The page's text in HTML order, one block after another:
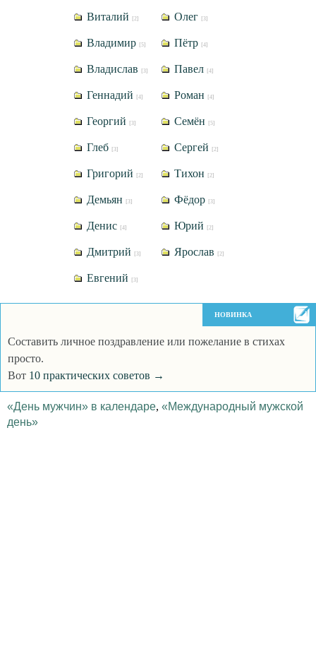
Виталий [2] Олег [3]
Владимир [5] Пётр [4]
Владислав [3] Павел [4]
Геннадий [4] Роман [4]
Георгий [3] Семён [5]
Глеб [3] Сергей [2]
Григорий [2] Тихон [2]
Демьян [3] Фёдор [3]
Денис [4] Юрий [2]
Дмитрий [3] Ярослав [2]
Евгений [3]
НОВИНКА
Составить личное поздравление или пожелание в стихах
просто.
Вот 10 практических советов →
«День мужчин» в календаре, «Международный мужской
день»